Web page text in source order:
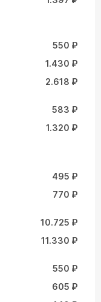
550 ₽
1.430 ₽
2.618 ₽
583 ₽
1.320 ₽
495 ₽
770 ₽
10.725 ₽
11.330 ₽
550 ₽
605 ₽